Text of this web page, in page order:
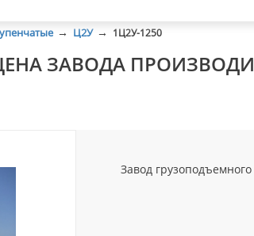
→ Ц2У → 1Ц2У-1250
ЗАВОДА
Завод